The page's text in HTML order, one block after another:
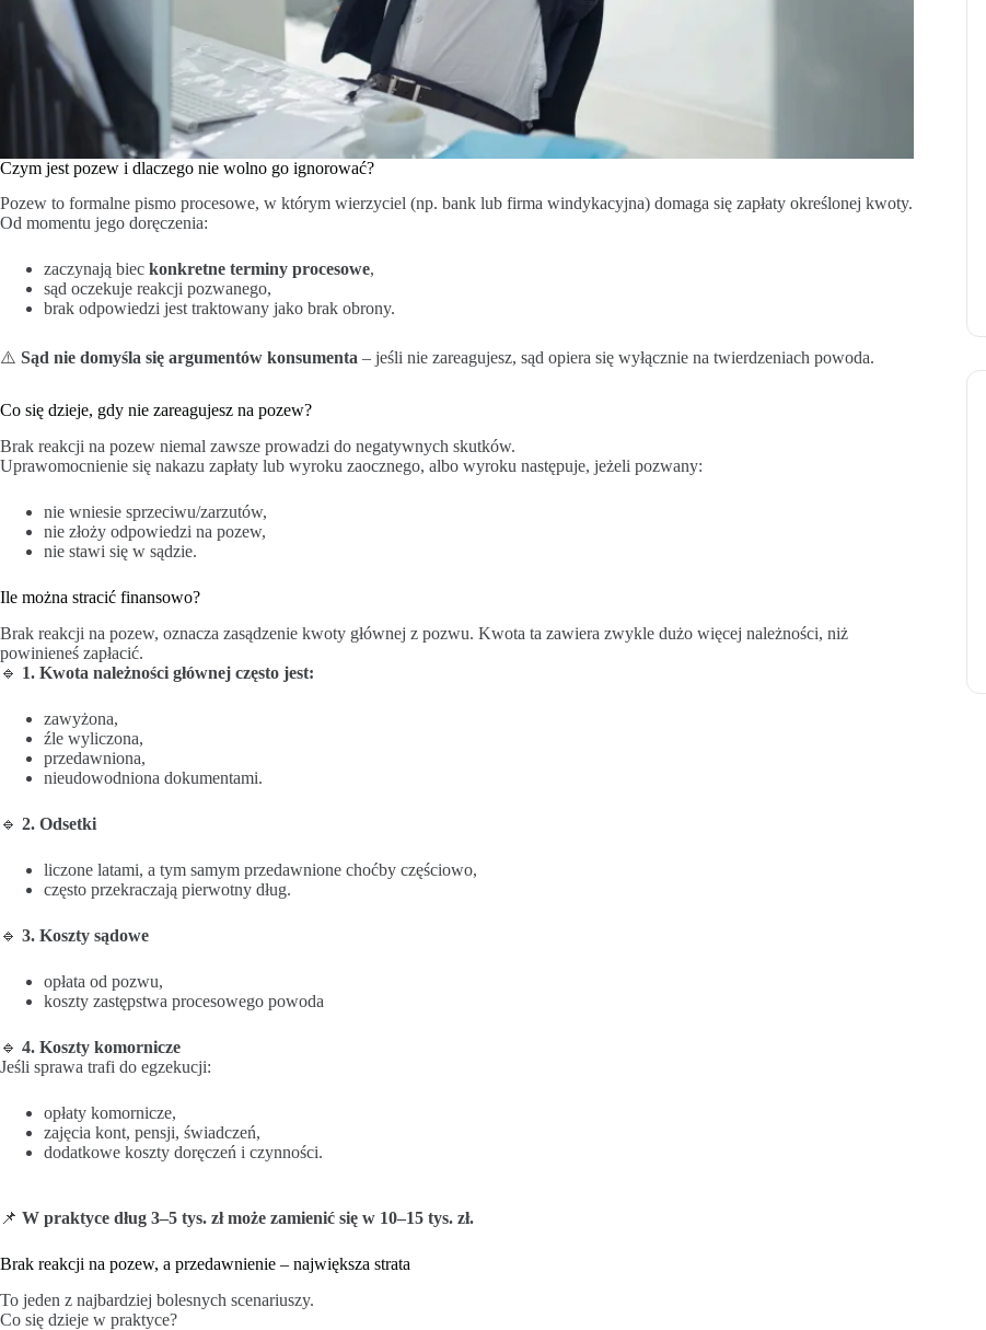
Czym jest pozew i dlaczego nie wolno go ignorować?
Pozew to formalne pismo procesowe, w którym wierzyciel (np. bank lub firma windykacyjna) domaga się zapłaty określonej kwoty.
Od momentu jego doręczenia:
zaczynają biec konkretne terminy procesowe,
sąd oczekuje reakcji pozwanego,
brak odpowiedzi jest traktowany jako brak obrony.
⚠️ Sąd nie domyśla się argumentów konsumenta – jeśli nie zareagujesz, sąd opiera się wyłącznie na twierdzeniach powoda.
Co się dzieje, gdy nie zareagujesz na pozew?
Brak reakcji na pozew niemal zawsze prowadzi do negatywnych skutków.
Uprawomocnienie się nakazu zapłaty lub wyroku zaocznego, albo wyroku następuje, jeżeli pozwany:
nie wniesie sprzeciwu/zarzutów,
nie złoży odpowiedzi na pozew,
nie stawi się w sądzie.
Ile można stracić finansowo?
Brak reakcji na pozew, oznacza zasądzenie kwoty głównej z pozwu. Kwota ta zawiera zwykle dużo więcej należności, niż
powinieneś zapłacić.
🔹 1. Kwota należności głównej często jest:
zawyżona,
źle wyliczona,
przedawniona,
nieudowodniona dokumentami.
🔹 2. Odsetki
liczone latami, a tym samym przedawnione choćby częściowo,
często przekraczają pierwotny dług.
🔹 3. Koszty sądowe
opłata od pozwu,
koszty zastępstwa procesowego powoda
🔹 4. Koszty komornicze
Jeśli sprawa trafi do egzekucji:
opłaty komornicze,
zajęcia kont, pensji, świadczeń,
dodatkowe koszty doręczeń i czynności.
📌 W praktyce dług 3–5 tys. zł może zamienić się w 10–15 tys. zł.
Brak reakcji na pozew, a przedawnienie – największa strata
To jeden z najbardziej bolesnych scenariuszy.
Co się dzieje w praktyce?